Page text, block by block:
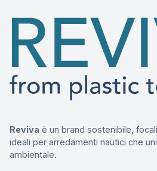
Reviva è un brand sostenibile,
ideali per arredamenti nautici che
ambientale.